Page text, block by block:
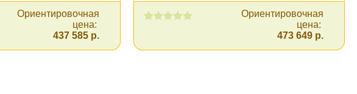
Ориентировочная
цена:
437 585 р.
Ориентировочная
цена:
473 649 р.